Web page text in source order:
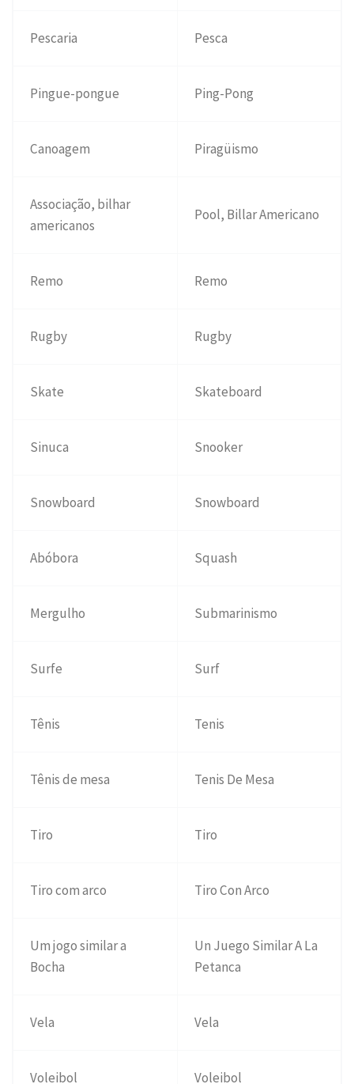
Pescaria Pesca
Pingue-pongue Ping-Pong
Canoagem Piragüismo
Associação, bilhar
americanos
Pool, Billar Americano
Remo Remo
Rugby Rugby
Skate Skateboard
Sinuca Snooker
Snowboard Snowboard
Abóbora Squash
Mergulho Submarinismo
Surfe Surf
Tênis Tenis
Tênis de mesa Tenis De Mesa
Tiro Tiro
Tiro com arco Tiro Con Arco
Um jogo similar a
Bocha
Un Juego Similar A La
Petanca
Vela Vela
Voleibol Voleibol